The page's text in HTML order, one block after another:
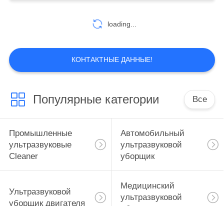
loading...
КОНТАКТНЫЕ ДАННЫЕ!
Популярные категории Все
Промышленные
ультразвуковые
Cleaner
Автомобильный
ультразвуковой
уборщик
Ультразвуковой
уборщик двигателя
Медицинский
ультразвуковой